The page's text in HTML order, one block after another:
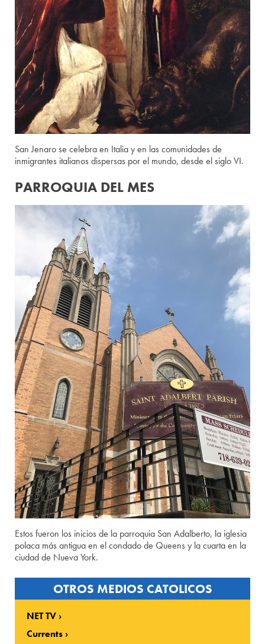
San Jenaro se celebra en Italia y en las comunidades de
inmigrantes italianos dispersas por el mundo, desde el siglo VI.
PARROQUIA DEL MES
Estos fueron los inicios de la parroquia San Adalberto, la iglesia
polaca más antigua en el condado de Queens y la cuarta en la
ciudad de Nueva York.
OTROS MEDIOS CATOLICOS
NET TV
Currents